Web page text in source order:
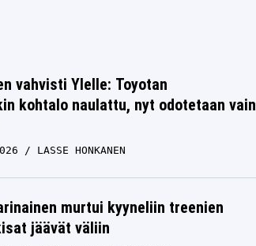
vahvisti Ylelle: Toyotan
kohtalo naulattu, nyt odotetaan vain
LASSE HONKANEN
murtui kyyneliin treenien
jäävät väliin